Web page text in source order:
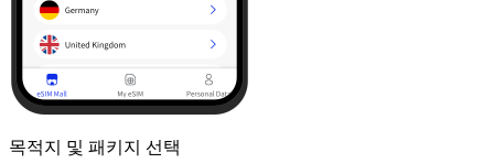
목적지 및 패키지 선택